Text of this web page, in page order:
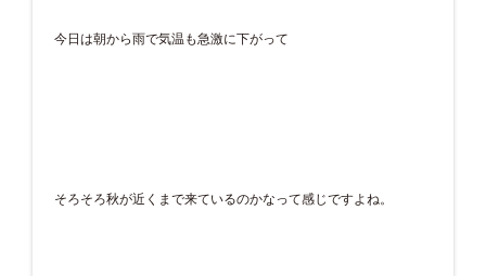
今日は朝から雨で気温も急激に下がって
そろそろ秋が近くまで来ているのかなって感じですよね。